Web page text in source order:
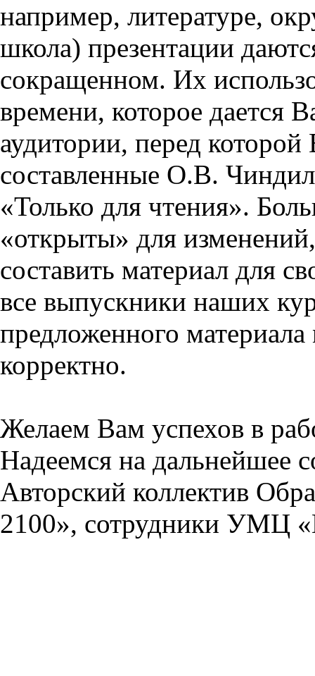
например, литературе,
школа) презентации
сокращенном. Их
времени, которое дается
аудитории, перед
составленные О.В.
«Только для чтения».
«открыты» для
составить материал для
все выпускники наших
предложенного
корректно.
Желаем Вам успехов в
Надеемся на дальнейшее
Авторский коллектив
2100», сотрудники УМЦ